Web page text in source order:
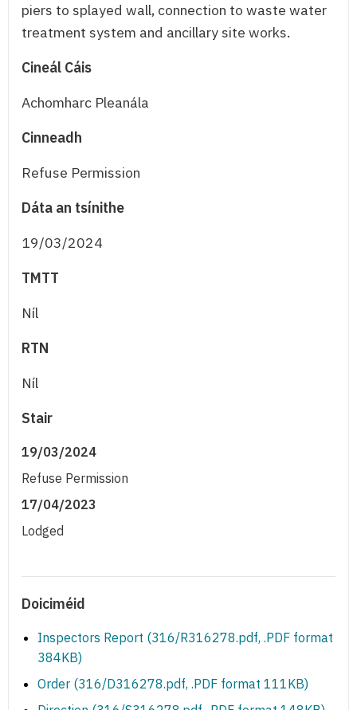
piers to splayed wall, connection to waste water
treatment system and ancillary site works.
Cineál Cáis
Achomharc Pleanála
Cinneadh
Refuse Permission
Dáta an tsínithe
19/03/2024
TMTT
Níl
RTN
Níl
Stair
19/03/2024
Refuse Permission
17/04/2023
Lodged
Doiciméid
Inspectors Report (316/R316278.pdf, .PDF format
384KB)
Order (316/D316278.pdf, .PDF format 111KB)